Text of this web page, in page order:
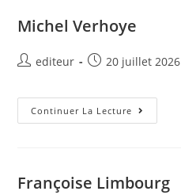
Michel Verhoye
editeur 20 juillet 2026
Continuer La Lecture
Françoise Limbourg